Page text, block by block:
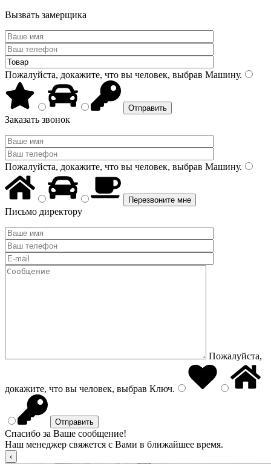
Вызвать замерщика
Пожалуйста, докажите, что вы человек, выбрав Машину.
Заказать звонок
Пожалуйста, докажите, что вы человек, выбрав Машину.
Письмо директору
Пожалуйста,
докажите, что вы человек, выбрав Ключ.
Спасибо за Ваше сообщение!
Наш менеджер свяжется с Вами в ближайшее время.